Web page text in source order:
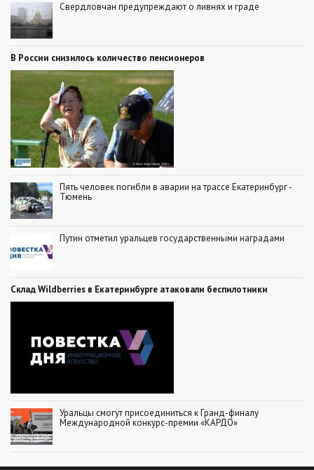
Свердловчан предупреждают о ливнях и граде
В России снизилось количество пенсионеров
Пять человек погибли в аварии на трассе Екатеринбург -
Тюмень
Путин отметил уральцев государственными наградами
Склад Wildberries в Екатеринбурге атаковали беспилотники
Уральцы смогут присоединиться к Гранд-финалу
Международной конкурс-премии «КАРДО»